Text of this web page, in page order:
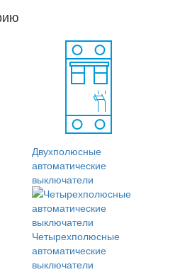
Двухполюсные
автоматические
выключатели
Четырехполюсные
автоматические
выключатели